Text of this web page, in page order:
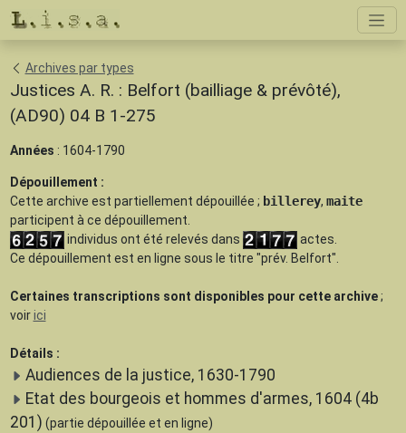
Archives par types
Justices A. R. : Belfort (bailliage & prévôté),
(AD90) 04 B 1-275
Années : 1604-1790
Dépouillement :
Cette archive est partiellement dépouillée ; billerey, maite
participent à ce dépouillement.
individus ont été relevés dans
actes.
Ce dépouillement est en ligne sous le titre "prév. Belfort".
Certaines transcriptions sont disponibles pour cette archive;
voirici
Détails :
Audiences de la justice, 1630-1790
Etat des bourgeois et hommes d'armes, 1604 (4b
201) (partie dépouillée et en ligne)